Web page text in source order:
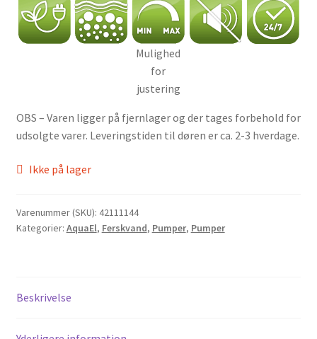
Mulighed
for
justering
OBS – Varen ligger på fjernlager og der tages forbehold for
udsolgte varer. Leveringstiden til døren er ca. 2-3 hverdage.
Ikke på lager
Varenummer (SKU): 42111144
Kategorier: AquaEl, Ferskvand, Pumper, Pumper
Beskrivelse